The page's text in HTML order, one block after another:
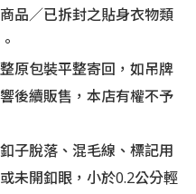
品／已拆封之貼身衣物類
原包裝平整寄回，如吊牌
後續販售，本店有權不予
子脫落、混毛線、標記用
未開釦眼，小於0.2公分輕